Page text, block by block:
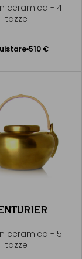
ceramica - 4
tazze
510 €
ceramica - 5
tazze